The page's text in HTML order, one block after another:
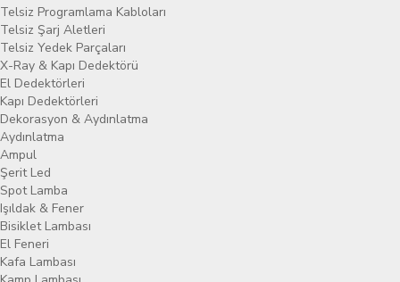
Telsiz Programlama Kabloları
Telsiz Şarj Aletleri
Telsiz Yedek Parçaları
X-Ray & Kapı Dedektörü
El Dedektörleri
Kapı Dedektörleri
Dekorasyon & Aydınlatma
Aydınlatma
Ampul
Şerit Led
Spot Lamba
Işıldak & Fener
Bisiklet Lambası
El Feneri
Kafa Lambası